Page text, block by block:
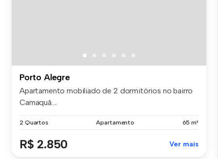
Porto Alegre
Apartamento mobiliado de 2 dormitórios no bairro
Camaquã....
2 Quartos Apartamento 65 m²
R$ 2.850 Ver mais